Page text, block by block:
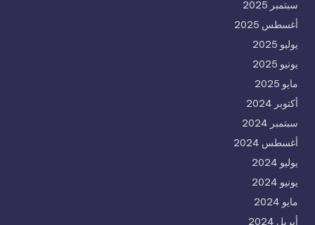
سبتمبر 2025
أغسطس 2025
يوليو 2025
يونيو 2025
مايو 2025
أكتوبر 2024
سبتمبر 2024
أغسطس 2024
يوليو 2024
يونيو 2024
مايو 2024
أبريل 2024